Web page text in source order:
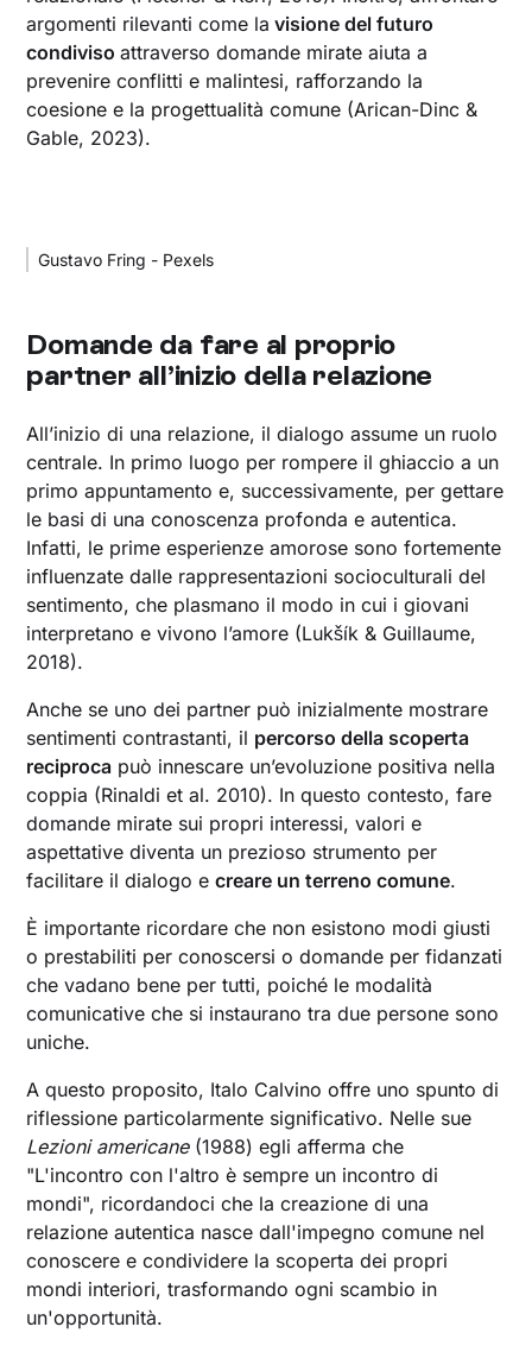
argomenti rilevanti come la visione del futuro
condivisoattraverso domande mirate aiuta a
prevenire conflitti e malintesi, rafforzando la
coesione e la progettualità comune (Arican-Dinc &
Gable, 2023).
Gustavo Fring - Pexels
Domande da fare al proprio
partner all’inizio della relazione
All’inizio di una relazione, il dialogo assume un ruolo
centrale. In primo luogo per rompere il ghiaccio a un
primo appuntamento e, successivamente, per gettare
le basi di una conoscenza profonda e autentica.
Infatti, le prime esperienze amorose sono fortemente
influenzate dalle rappresentazioni socioculturali del
sentimento, che plasmano il modo in cui i giovani
interpretano e vivono l’amore (Lukšík & Guillaume,
2018).
Anche se uno dei partner può inizialmente mostrare
sentimenti contrastanti, il percorso della scoperta
reciproca può innescare un’evoluzione positiva nella
coppia (Rinaldi et al. 2010). In questo contesto, fare
domande mirate sui propri interessi, valori e
aspettative diventa un prezioso strumento per
facilitare il dialogo ecreare un terreno comune.
È importante ricordare che non esistono modi giusti
o prestabiliti per conoscersi o domande per fidanzati
che vadano bene per tutti, poiché le modalità
comunicative che si instaurano tra due persone sono
uniche.
A questo proposito, Italo Calvino offre uno spunto di
riflessione particolarmente significativo. Nelle sue
Lezioni americane(1988) egli afferma che
"L'incontro con l'altro è sempre un incontro di
mondi", ricordandoci che la creazione di una
relazione autentica nasce dall'impegno comune nel
conoscere e condividere la scoperta dei propri
mondi interiori, trasformando ogni scambio in
un'opportunità.